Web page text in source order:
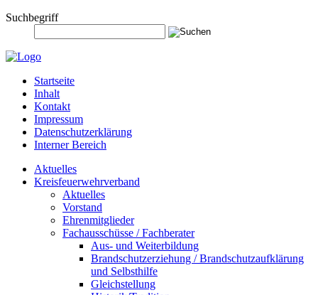
Suchbegriff
Startseite
Inhalt
Kontakt
Impressum
Datenschutzerklärung
Interner Bereich
Aktuelles
Kreisfeuerwehrverband
Aktuelles
Vorstand
Ehrenmitglieder
Fachausschüsse / Fachberater
Aus- und Weiterbildung
Brandschutzerziehung / Brandschutzaufklärung
und Selbsthilfe
Gleichstellung